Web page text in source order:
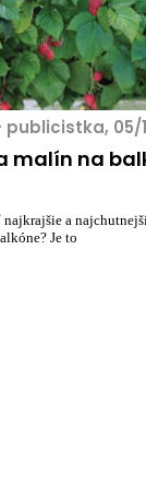
05/
malín na
a
Je to